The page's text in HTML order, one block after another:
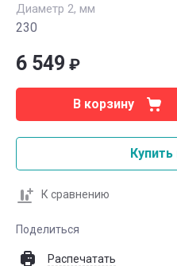
Диаметр 2, мм
230
6 549 ₽
В корзину
Купить
К сравнению
Поделиться
Распечатать